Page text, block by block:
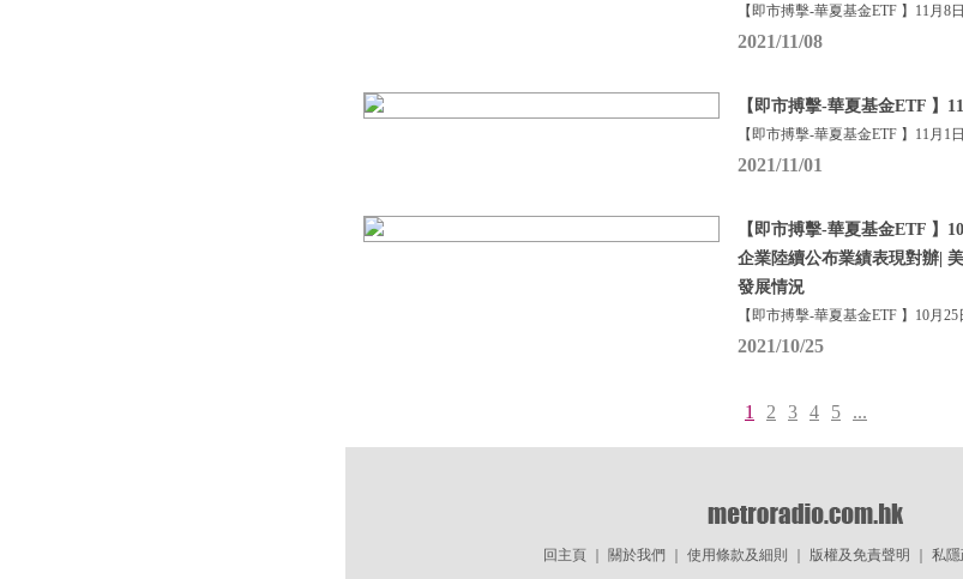
【即市搏擊-華夏基金ETF 】11月8
2021/11/08
【即市搏擊-華夏基金ETF 】
【即市搏擊-華夏基金ETF 】11月1
2021/11/01
【即市搏擊-華夏基金ETF 】
企業陸續公布業績表現對辦|
發展情況
【即市搏擊-華夏基金ETF 】10月
2021/10/25
1 2 3 4 5 ...
回主頁｜ 關於我們 使用條款及細則 版權及免責聲明 私